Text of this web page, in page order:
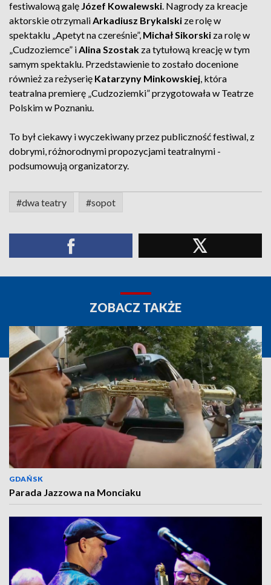
festiwalową galę Józef Kowalewski. Nagrody za kreacje
aktorskie otrzymaliArkadiusz Brykalski ze rolę w
spektaklu „Apetyt na czereśnie”, Michał Sikorski za rolę w
„Cudzoziemce” iAlina Szostak za tytułową kreację w tym
samym spektaklu. Przedstawienie to zostało docenione
również za reżyserię Katarzyny Minkowskiej, która
teatralna premierę „Cudzoziemki” przygotowała w Teatrze
Polskim w Poznaniu.
To był ciekawy i wyczekiwany przez publiczność festiwal, z
dobrymi, różnorodnymi propozycjami teatralnymi -
podsumowują organizatorzy.
#dwa teatry #sopot
ZOBACZ TAKŻE
GDAŃSK
Parada Jazzowa na Monciaku